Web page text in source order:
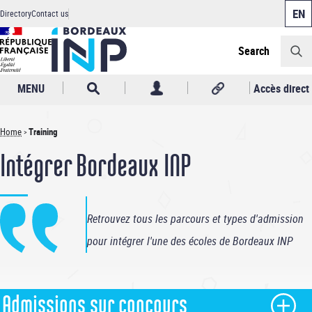
to
main
content
Header
DirectoryContact us
Search
MENU Accès direct
Breadcrumb
Home Training
Intégrer Bordeaux INP
Retrouvez tous les parcours et types d'admission
pour intégrer l'une des écoles de Bordeaux INP
Admissions sur concours
Cookies management panel